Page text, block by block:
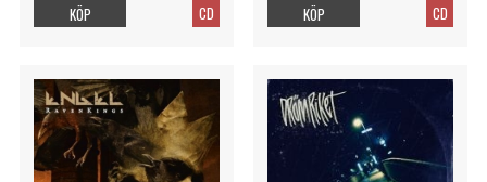
CD
KÖP CD
KÖP